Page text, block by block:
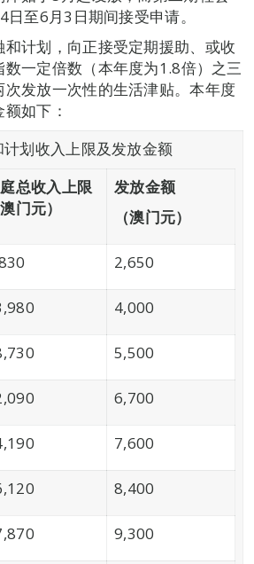
至6月3日期间接受申请。
计划，向正接受定期援助、或收
数一定倍数（本年度为1.8倍）之三
发放一次性的生活津贴。本年度
如下：
划收入上限及发放金额
庭总收入上限
澳门元）
发放金额
（澳门元）
2,650
4,000
5,500
6,700
7,600
8,400
9,300